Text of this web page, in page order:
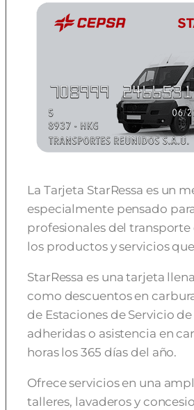
La Tarjeta StarRessa es un
especialmente pensado
profesionales del
los productos y servicios
StarRessa es una tarjeta
como descuentos en
de Estaciones de Servicio de
adheridas o asistencia en
horas los 365 días del año.
Ofrece servicios en una
talleres, lavaderos y